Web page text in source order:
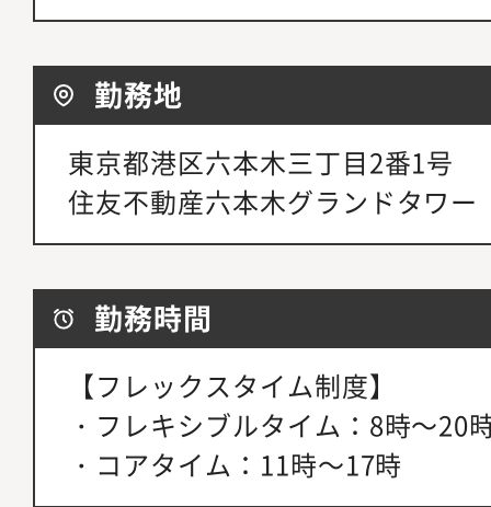
勤務地
東京都港区六本木三丁目2番1号
住友不動産六本木グランドタワー
勤務時間
【フレックスタイム制度】
・フレキシブルタイム：8時～20
・コアタイム：11時～17時